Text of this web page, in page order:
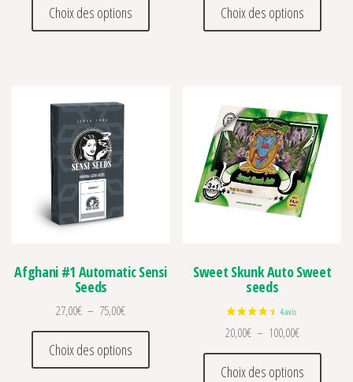
Choix des options Choix des options
Afghani #1 Automatic Sensi
Seeds
27,00€ – 75,00€Plage de prix : 27,00€ à 75,00€
Choix des options
Ce produit a plusieurs variations. Les
Sweet Skunk Auto Sweet
seeds
20,00€ – 100,00€Plage de
Choix des options
Ce